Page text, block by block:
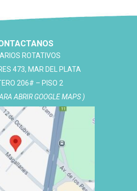
ROTATIVOS
473, MAR DEL PLATA
206# – PISO 2
ABRIR GOOGLE MAPS )